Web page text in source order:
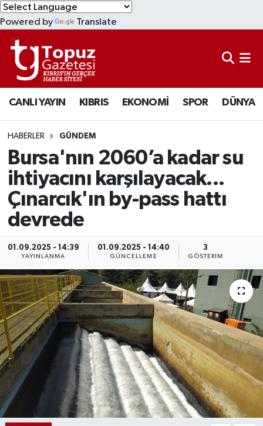
Powered by Translate
CANLI YAYIN KIBRIS EKONOMİ SPOR DÜNYA
HABERLER GÜNDEM
Bursa'nın 2060’a kadar su
ihtiyacını karşılayacak...
Çınarcık'ın by-pass hattı
devrede
01.09.2025 - 14:39
YAYINLANMA
01.09.2025 - 14:40
GÜNCELLEME
3
GÖSTERIM
KIBRIS
DÜNYA
EKONOMİ
MAGAZİN
SAĞLIK
SPOR
TEKNOLOJİ
TÜRKİYE
Lefkoşa Nöbetçi Eczaneler
Lefkoşa Hava Durumu
Lefkoşa Trafik Yoğunluk Haritası
Süper Lig Puan Durumu ve Fikstür
Tüm Manşetler
Son Dakika Haberleri
Haber Arşivi